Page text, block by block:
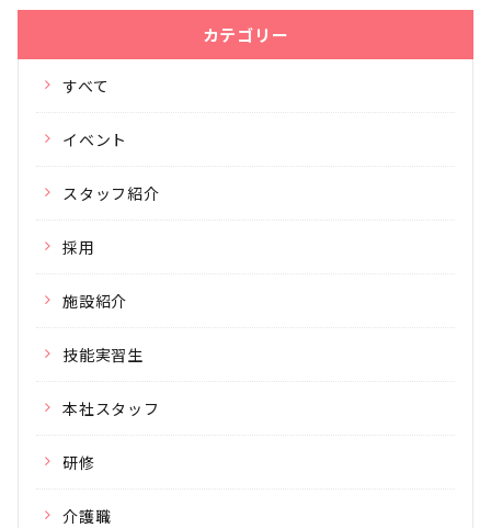
カテゴリー
すべて
イベント
スタッフ紹介
採用
施設紹介
技能実習生
本社スタッフ
研修
介護職